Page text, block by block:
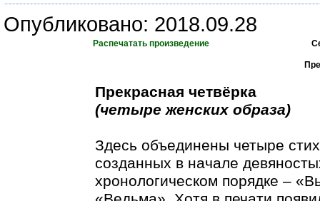
Опубликовано: 2018.09.28
Распечатать произведение
Прекрасная четвёрка
(четыре женских образа)
Здесь объединены четыре
созданных в начале
хронологическом порядке –